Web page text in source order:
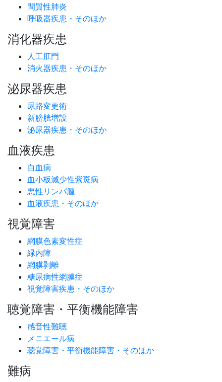
間質性肺炎
呼吸器疾患・そのほか
消化器疾患
人工肛門
消火器疾患・そのほか
泌尿器疾患
尿路変更術
新膀胱増設
泌尿器疾患・そのほか
血液疾患
白血病
血小板減少性紫斑病
悪性リンパ腫
血液疾患・そのほか
視覚障害
網膜色素変性症
緑内障
網膜剥離
糖尿病性網膜症
視覚障害疾患・そのほか
聴覚障害・平衡機能障害
感音性難聴
メニエール病
聴覚障害・平衡機能障害・そのほか
難病